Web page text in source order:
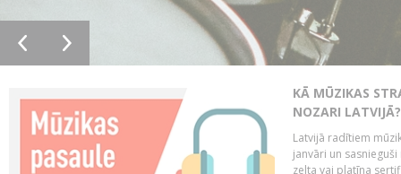
KĀ MŪZIKAS
NOZARI LATVIJĀ?
Latvijā radītiem
janvāri un
zelta vai platīna